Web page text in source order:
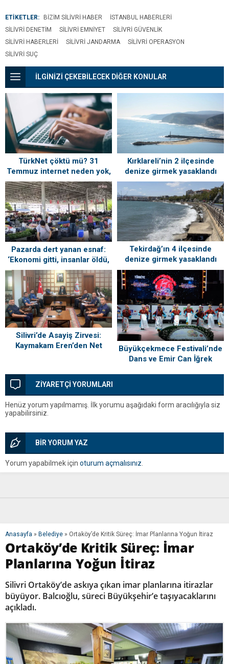
ETİKETLER: BIZIM SILIVRI HABER
İSTANBUL HABERLERI
SILIVRI DENETIM
SILIVRI EMNIYET
SILIVRI GÜVENLIK
SILIVRI HABERLERI
SILIVRI JANDARMA
SILIVRI OPERASYON
SILIVRI SUÇ
İLGİNİZİ ÇEKEBİLECEK DİĞER KONULAR
TürkNet çöktü mü? 31
Temmuz internet neden yok,
ne zaman gelecek?
Kırklareli’nin 2 ilçesinde
denize girmek yasaklandı
Pazarda dert yanan esnaf:
‘Ekonomi gitti, insanlar öldü,
kefenleyip gömecek adam
lazım’
Tekirdağ’ın 4 ilçesinde
denize girmek yasaklandı
Silivri’de Asayiş Zirvesi:
Kaymakam Eren’den Net
Büyükçekmece Festivali’nde
Dans ve Emir Can İğrek
ZİYARETÇİ YORUMLARI
Henüz yorum yapılmamış. İlk yorumu aşağıdaki form aracılığıyla siz
yapabilirsiniz.
BİR YORUM YAZ
Yorum yapabilmek için oturum açmalısınız
Anasayfa » Belediye » Ortaköy’de Kritik Süreç: İmar Planlarına Yoğun İtiraz
Ortaköy’de Kritik Süreç: İmar
Planlarına Yoğun İtiraz
Silivri Ortaköy’de askıya çıkan imar planlarına itirazlar
büyüyor. Balcıoğlu, süreci Büyükşehir’e taşıyacaklarını
açıkladı.